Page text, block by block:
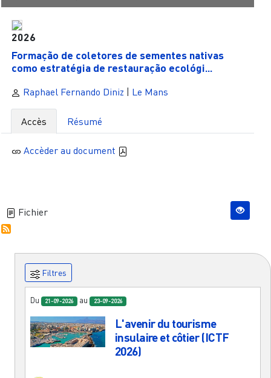
2026
Formação de coletores de sementes nativas
como estratégia de restauração ecológi...
Raphael Fernando Diniz | Le Mans
Accès Résumé
Accèder au document
Fichier
Filtres
Du 21-09-2026 au 23-09-2026
L'avenir du tourisme
insulaire et côtier (ICTF
2026)